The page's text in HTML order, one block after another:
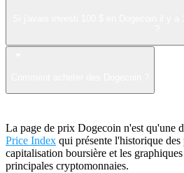
La page de prix Dogecoin n'est qu'une
Price Index qui présente l'historique
capitalisation boursière et les
principales cryptomonnaies.